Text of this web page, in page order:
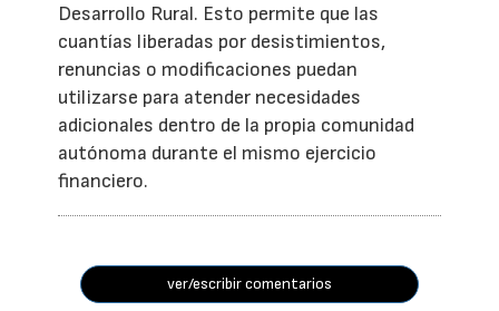
Desarrollo Rural. Esto permite que las
cuantías liberadas por desistimientos,
renuncias o modificaciones puedan
utilizarse para atender necesidades
adicionales dentro de la propia comunidad
autónoma durante el mismo ejercicio
financiero.
ver/escribir comentarios